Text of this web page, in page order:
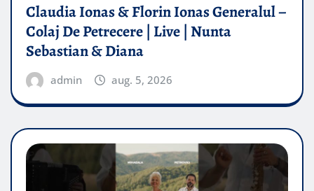
Claudia Ionas & Florin Ionas Generalul –
Colaj De Petrecere | Live | Nunta
Sebastian & Diana
admin aug. 5, 2026